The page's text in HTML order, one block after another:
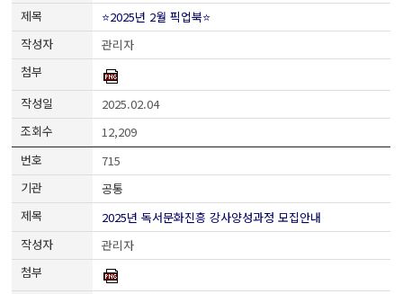
⭐2025년 2월 픽업북⭐
관리자
2025.02.04
12,209
715
공통
2025년 독서문화진흥 강사양성과정 모집안내
관리자